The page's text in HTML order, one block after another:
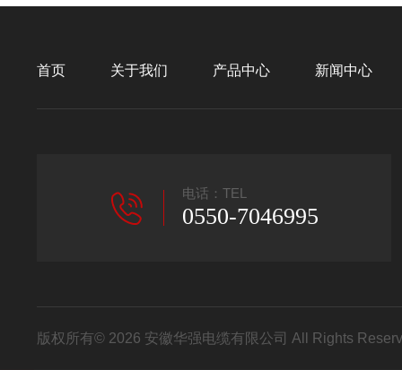
首页 关于我们 产品中心 新闻中心
电话：TEL
0550-7046995
版权所有© 2026 安徽华强电缆有限公司 All Rights